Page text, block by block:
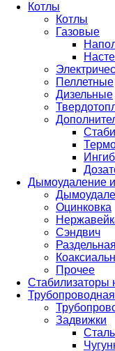
Котлы
Котлы
Газовые
Пеллетные
Дизельные
Дымоудаление
Оцинковка
Сэндвич
Прочее
Стабилизаторы
Задвижки